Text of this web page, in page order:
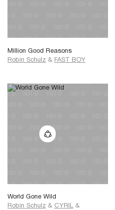
Million Good Reasons
Robin Schulz & FAST BOY
World Gone Wild
Robin Schulz & CYRIL &